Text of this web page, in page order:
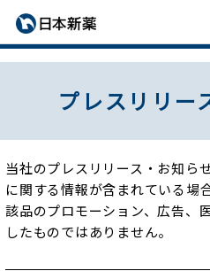
プレスリリー
当社のプレスリリース・お知ら
に関する情報が含まれている場
該品のプロモーション、広告、
したものではありません。